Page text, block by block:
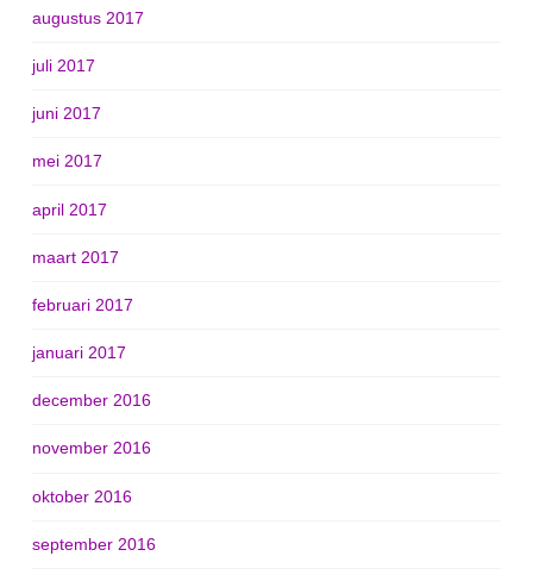
augustus 2017
juli 2017
juni 2017
mei 2017
april 2017
maart 2017
februari 2017
januari 2017
december 2016
november 2016
oktober 2016
september 2016